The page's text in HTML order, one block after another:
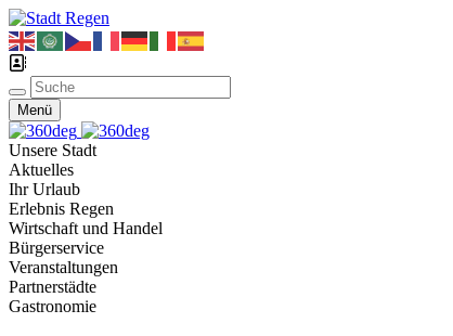
Menü
Unsere Stadt
Aktuelles
Ihr Urlaub
Erlebnis Regen
Wirtschaft und Handel
Bürgerservice
Veranstaltungen
Partnerstädte
Gastronomie